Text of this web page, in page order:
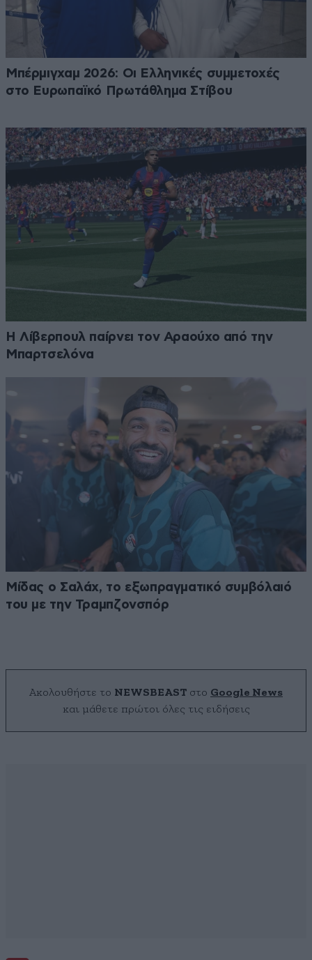
Μπέρμιγχαμ 2026: Οι Ελληνικές συμμετοχές
στο Ευρωπαϊκό Πρωτάθλημα Στίβου
Η Λίβερπουλ παίρνει τον Αραούχο από την
Μπαρτσελόνα
Μίδας ο Σαλάχ, το εξωπραγματικό συμβόλαιό
του με την Τραμπζονσπόρ
Ακολουθήστε το NEWSBEAST στο Google News
και μάθετε πρώτοι όλες τις ειδήσεις